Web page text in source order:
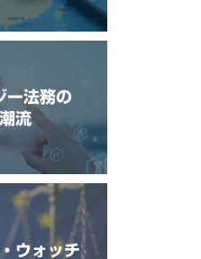
ー法務の
流
ウォッチ